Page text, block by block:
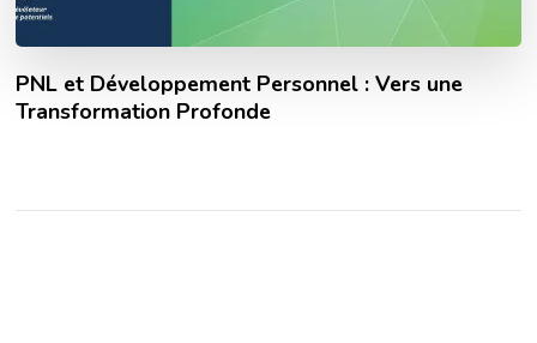
PNL et Développement Personnel : Vers une
Transformation Profonde